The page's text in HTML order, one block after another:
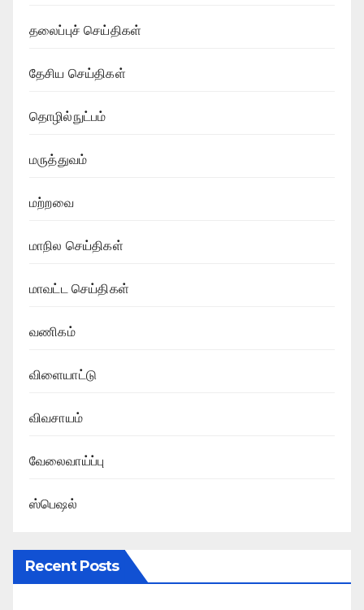
தலைப்புச் செய்திகள்
தேசிய செய்திகள்
தொழில்நுட்பம்
மருத்துவம்
மற்றவை
மாநில செய்திகள்
மாவட்ட செய்திகள்
வணிகம்
விளையாட்டு
விவசாயம்
வேலைவாய்ப்பு
ஸ்பெஷல்
Recent Posts